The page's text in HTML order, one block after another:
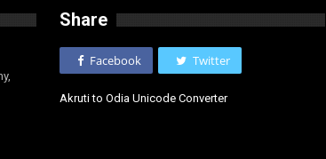
Share
Facebook Twitter
Akruti to Odia Unicode Converter